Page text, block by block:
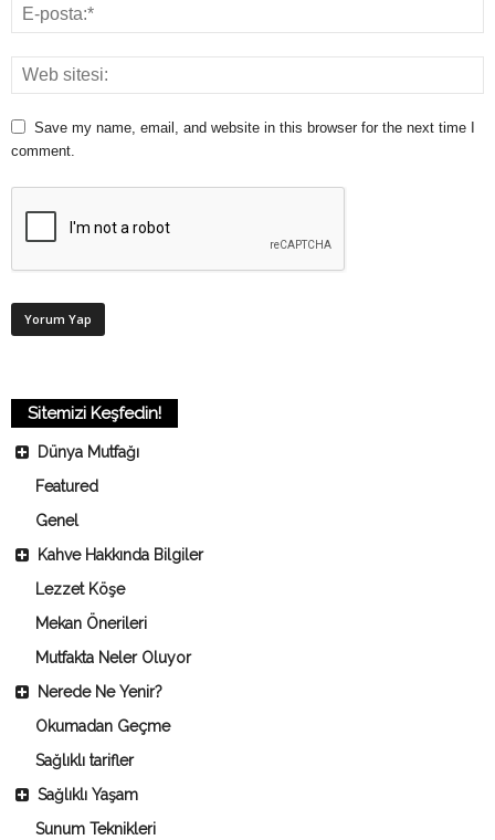
Save my name, email, and website in this browser for the next time I
comment.
Sitemizi Keşfedin!
Dünya Mutfağı
Featured
Genel
Kahve Hakkında Bilgiler
Lezzet Köşe
Mekan Önerileri
Mutfakta Neler Oluyor
Nerede Ne Yenir?
Okumadan Geçme
Sağlıklı tarifler
Sağlıklı Yaşam
Sunum Teknikleri